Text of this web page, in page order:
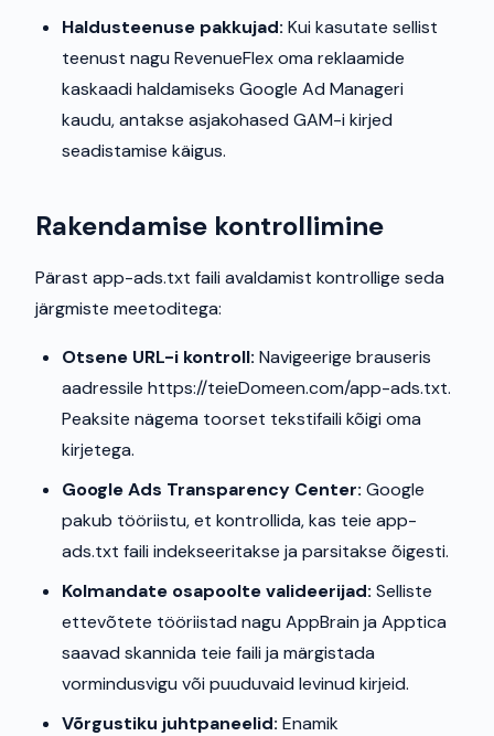
Haldusteenuse pakkujad: Kui kasutate sellist
teenust nagu RevenueFlex oma reklaamide
kaskaadi haldamiseks Google Ad Manageri
kaudu, antakse asjakohased GAM-i kirjed
seadistamise käigus.
Rakendamise kontrollimine
Pärast app-ads.txt faili avaldamist kontrollige seda
järgmiste meetoditega:
Otsene URL-i kontroll: Navigeerige brauseris
aadressile https://teieDomeen.com/app-ads.txt.
Peaksite nägema toorset tekstifaili kõigi oma
kirjetega.
Google Ads Transparency Center: Google
pakub tööriistu, et kontrollida, kas teie app-
ads.txt faili indekseeritakse ja parsitakse õigesti.
Kolmandate osapoolte valideerijad: Selliste
ettevõtete tööriistad nagu AppBrain ja Apptica
saavad skannida teie faili ja märgistada
vormindusvigu või puuduvaid levinud kirjeid.
Võrgustiku juhtpaneelid: Enamik